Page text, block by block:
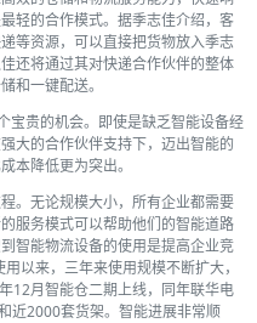
轻的合作模式。据季志佳介绍，客
等资源，可以直接把货物放入季志
还将通过其对快递合作伙伴的整体
和一键配送。
宝贵的机会。即使是缺乏智能设备经
大的合作伙伴支持下，迈出智能的
本降低更为突出。
。无论规模大小，所有企业都需要
服务模式可以帮助他们的智能道路
智能物流设备的使用是提高企业竞
以来，三年来使用规模不断扩大，
12月智能仓二期上线，同年联华电
近2000套货架。智能进展非常顺